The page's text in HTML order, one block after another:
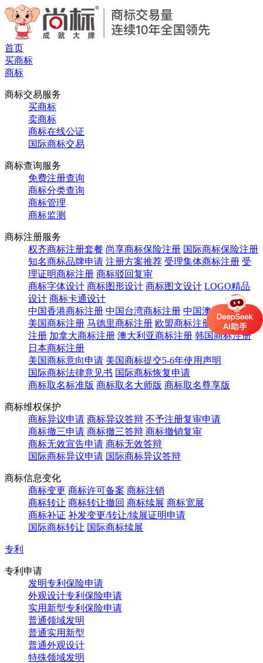
首页
买商标
商标
商标交易服务
买商标
卖商标
商标在线公证
国际商标交易
商标查询服务
免费注册查询
商标分类查询
商标管理
商标监测
商标注册服务
权齐商标注册套餐 尚享商标保险注册 国际商标保险注册
知名商标品牌申请 注册方案推荐 受理集体商标注册 受
理证明商标注册 商标驳回复审
商标字体设计 商标图形设计 商标图文设计 LOGO精品
设计 商标卡通设计
中国香港商标注册 中国台湾商标注册 中国澳门商标注册
美国商标注册 马德里商标注册 欧盟商标注册
英国商标
注册 加拿大商标注册 澳大利亚商标注册 韩国商标注册
日本商标注册
美国商标意向申请 美国商标提交5-6年使用声明
国际商标法律意见书 国际商标恢复申请
商标取名标准版 商标取名大师版 商标取名尊享版
商标维权保护
商标异议申请 商标异议答辩 不予注册复审申请
商标撤三申请 商标撤三答辩 商标撤销复审
商标无效宣告申请 商标无效答辩
国际商标异议申请 国际商标异议答辩
商标信息变化
商标变更 商标许可备案 商标注销
商标转让 商标转让撤回 商标续展 商标宽展
商标补证 补发变更/转让/续展证明申请
国际商标转让 国际商标续展
专利
专利申请
发明专利保险申请
外观设计专利保险申请
实用新型专利保险申请
普通领域发明
普通实用新型
普通外观设计
特殊领域发明